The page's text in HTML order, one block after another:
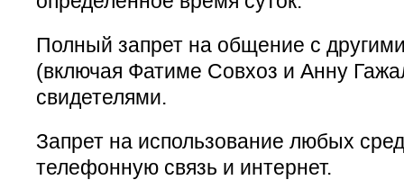
Полный запрет на общение с
(включая Фатиме Совхоз и Анну
свидетелями.
Запрет на использование любых
телефонную связь и интернет.